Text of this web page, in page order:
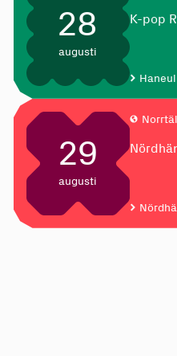
28
augusti
K-pop
Haneul
29
augusti